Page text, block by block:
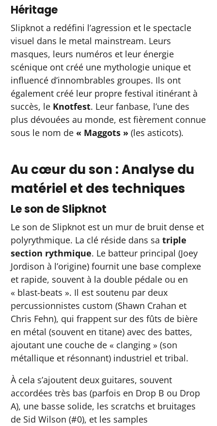
Héritage
Slipknot a redéfini l’agression et le spectacle
visuel dans le metal mainstream. Leurs
masques, leurs numéros et leur énergie
scénique ont créé une mythologie unique et
influencé d’innombrables groupes. Ils ont
également créé leur propre festival itinérant à
succès, le Knotfest. Leur fanbase, l’une des
plus dévouées au monde, est fièrement connue
sous le nom de « Maggots » (les asticots).
Au cœur du son : Analyse du
matériel et des techniques
Le son de Slipknot
Le son de Slipknot est un mur de bruit dense et
polyrythmique. La clé réside dans satriple
section rythmique. Le batteur principal (Joey
Jordison à l’origine) fournit une base complexe
et rapide, souvent à la double pédale ou en
« blast-beats ». Il est soutenu par deux
percussionnistes custom (Shawn Crahan et
Chris Fehn), qui frappent sur des fûts de bière
en métal (souvent en titane) avec des battes,
ajoutant une couche de « clanging » (son
métallique et résonnant) industriel et tribal.
À cela s’ajoutent deux guitares, souvent
accordées très bas (parfois en Drop B ou Drop
A), une basse solide, les scratchs et bruitages
de Sid Wilson (#0), et les samples